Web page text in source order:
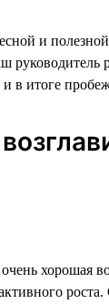
и
в итоге
хорошая